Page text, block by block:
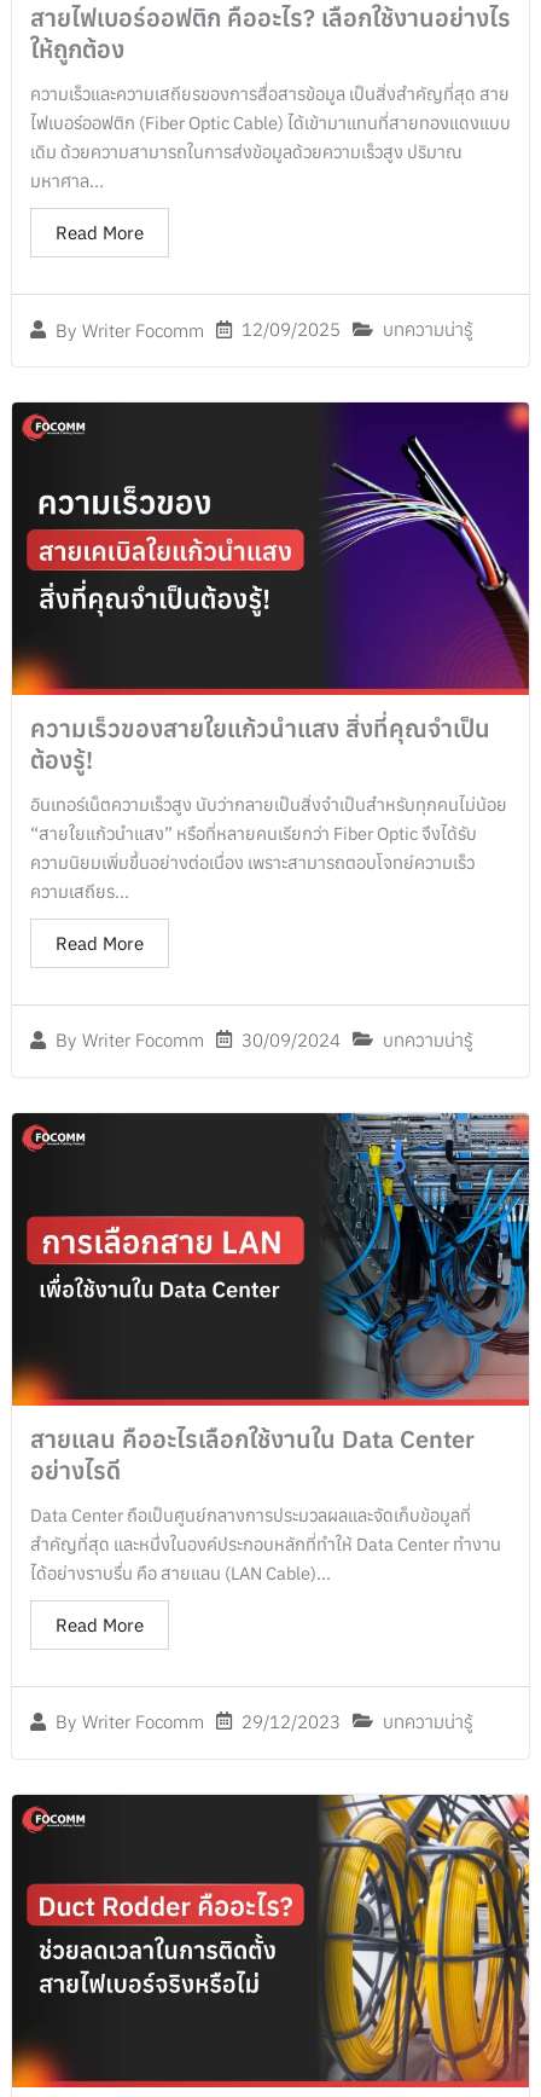
สายไฟเบอร์ออฟติก คืออะไร? เลือกใช้งานอย่างไร
ให้ถูกต้อง
By Writer Focomm 12/09/2025 บทความน่ารู้
ความเร็วและความเสถียรของการสื่อสารข้อมูล เป็นสิ่งสำคัญที่สุด สาย
ไฟเบอร์ออฟติก (Fiber Optic Cable) ได้เข้ามาแทนที่สายทองแดงแบบ
เดิม ด้วยความสามารถในการส่งข้อมูลด้วยความเร็วสูง ปริมาณ
มหาศาล...
Read More
ความเร็วของสายใยแก้วนำแสง สิ่งที่คุณจำเป็น
ต้องรู้!
By Writer Focomm 30/09/2024 บทความน่ารู้
อินเทอร์เน็ตความเร็วสูง นับว่ากลายเป็นสิ่งจำเป็นสำหรับทุกคนไม่น้อย
“สายใยแก้วนำแสง” หรือที่หลายคนเรียกว่า Fiber Optic จึงได้รับ
ความนิยมเพิ่มขึ้นอย่างต่อเนื่อง เพราะสามารถตอบโจทย์ความเร็ว
ความเสถียร...
Read More
สายแลน คืออะไรเลือกใช้งานใน Data Center
อย่างไรดี
By Writer Focomm 29/12/2023 บทความน่ารู้
Data Center ถือเป็นศูนย์กลางการประมวลผลและจัดเก็บข้อมูลที่
สำคัญที่สุด และหนึ่งในองค์ประกอบหลักที่ทำให้ Data Center ทำงาน
ได้อย่างราบรื่น คือ สายแลน (LAN Cable)...
Read More